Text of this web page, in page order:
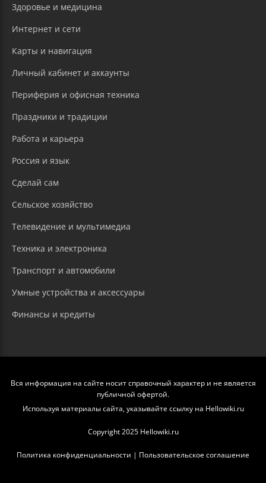
Здоровье и медицина
Интернет и сети
Карты и навигация
Личный кабинет и аккаунты
Периферия и офисная техника
Праздники и традиции
Работа и карьера
Россия и язык
Сделай сам
Сельское хозяйство
Телевидение и мультимедиа
Техника и электроника
Транспорт и автомобили
Умные устройства и аксессуары
Финансы и кредиты
Вся информация на сайте носит справочный характер и не является
публичной офертой.
Используя материалы сайта, указывайте ссылку на Hellowiki.ru
Copyright 2025 Hellowiki.ru
Политика конфиденциальности | Пользовательское соглашение